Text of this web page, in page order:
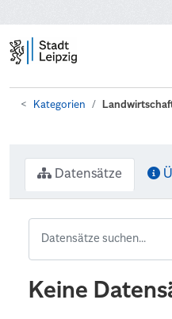
Kategorien
Datensätze
Keine